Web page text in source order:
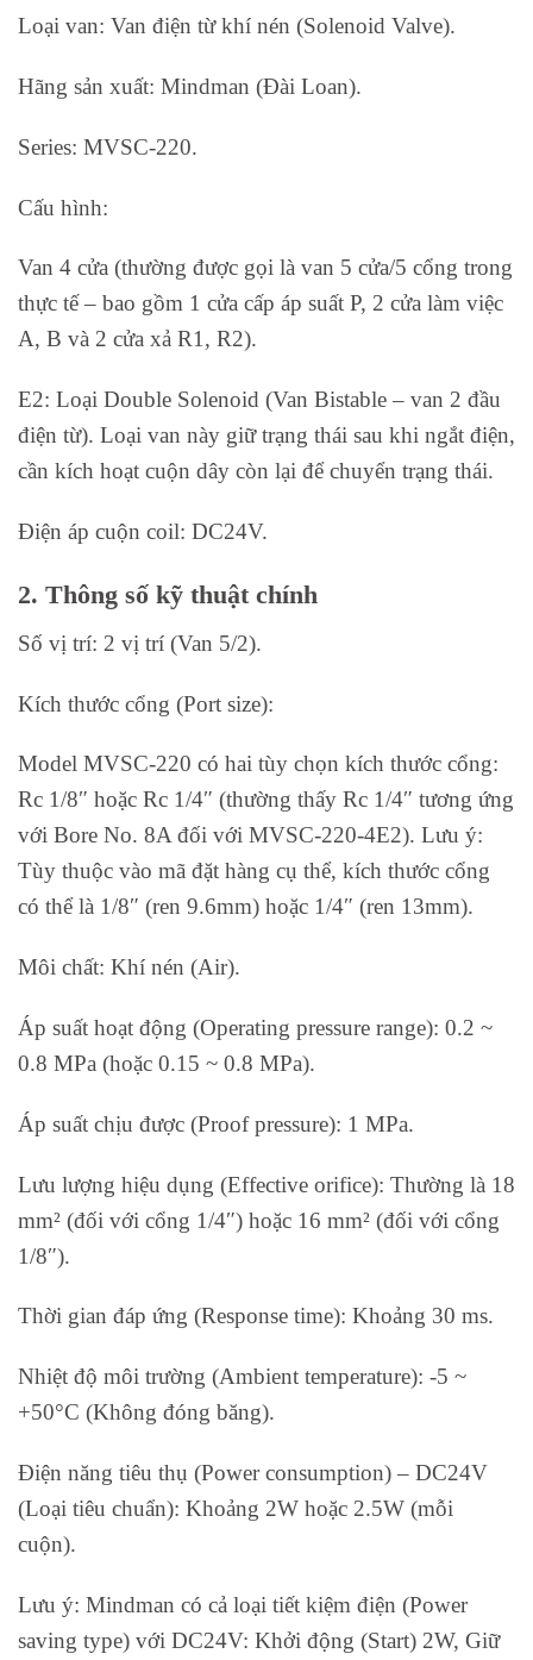
Loại van: Van điện từ khí nén (Solenoid Valve).
Hãng sản xuất: Mindman (Đài Loan).
Series: MVSC-220.
Cấu hình:
Van 4 cửa (thường được gọi là van 5 cửa/5 cổng trong
thực tế – bao gồm 1 cửa cấp áp suất P, 2 cửa làm việc
A, B và 2 cửa xả R1, R2).
E2: Loại Double Solenoid (Van Bistable – van 2 đầu
điện từ). Loại van này giữ trạng thái sau khi ngắt điện,
cần kích hoạt cuộn dây còn lại để chuyển trạng thái.
Điện áp cuộn coil: DC24V.
2. Thông số kỹ thuật chính
Số vị trí: 2 vị trí (Van 5/2).
Kích thước cổng (Port size):
Model MVSC-220 có hai tùy chọn kích thước cổng:
Rc 1/8″ hoặc Rc 1/4″ (thường thấy Rc 1/4″ tương ứng
với Bore No. 8A đối với MVSC-220-4E2). Lưu ý:
Tùy thuộc vào mã đặt hàng cụ thể, kích thước cổng
có thể là 1/8″ (ren 9.6mm) hoặc 1/4″ (ren 13mm).
Môi chất: Khí nén (Air).
Áp suất hoạt động (Operating pressure range): 0.2 ~
0.8 MPa (hoặc 0.15 ~ 0.8 MPa).
Áp suất chịu được (Proof pressure): 1 MPa.
Lưu lượng hiệu dụng (Effective orifice): Thường là 18
mm² (đối với cổng 1/4″) hoặc 16 mm² (đối với cổng
1/8″).
Thời gian đáp ứng (Response time): Khoảng 30 ms.
Nhiệt độ môi trường (Ambient temperature): -5 ~
+50°C (Không đóng băng).
Điện năng tiêu thụ (Power consumption) – DC24V
(Loại tiêu chuẩn): Khoảng 2W hoặc 2.5W (mỗi
cuộn).
Lưu ý: Mindman có cả loại tiết kiệm điện (Power
saving type) với DC24V: Khởi động (Start) 2W, Giữ